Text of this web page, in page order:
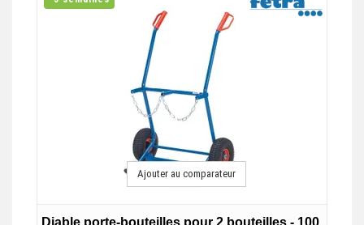
Diable porte-bouteilles pour 2 bouteilles - 100
Ajouter au comparateur